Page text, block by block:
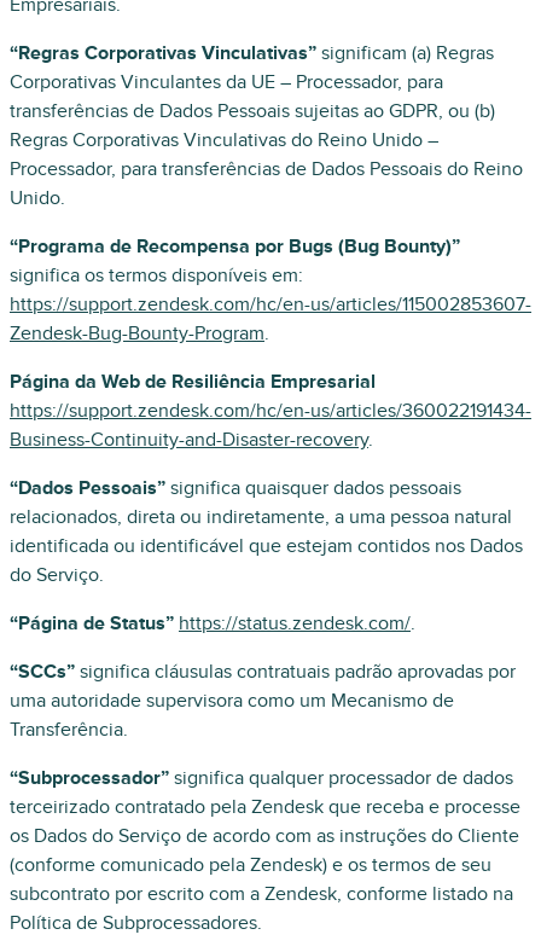
Empresariais.
“Regras Corporativas Vinculativas” significam (a) Regras
Corporativas Vinculantes da UE – Processador, para
transferências de Dados Pessoais sujeitas ao GDPR, ou (b)
Regras Corporativas Vinculativas do Reino Unido –
Processador, para transferências de Dados Pessoais do Reino
Unido.
“Programa de Recompensa por Bugs (Bug Bounty)”
significa os termos disponíveis em:
https://support.zendesk.com/hc/en-us/articles/115002853607-
Zendesk-Bug-Bounty-Program.
Página da Web de Resiliência Empresarial
https://support.zendesk.com/hc/en-us/articles/360022191434-
Business-Continuity-and-Disaster-recovery.
“Dados Pessoais” significa quaisquer dados pessoais
relacionados, direta ou indiretamente, a uma pessoa natural
identificada ou identificável que estejam contidos nos Dados
do Serviço.
“Página de Status” https://status.zendesk.com/.
“SCCs” significa cláusulas contratuais padrão aprovadas por
uma autoridade supervisora como um Mecanismo de
Transferência.
“Subprocessador” significa qualquer processador de dados
terceirizado contratado pela Zendesk que receba e processe
os Dados do Serviço de acordo com as instruções do Cliente
(conforme comunicado pela Zendesk) e os termos de seu
subcontrato por escrito com a Zendesk, conforme listado na
Política de Subprocessadores.